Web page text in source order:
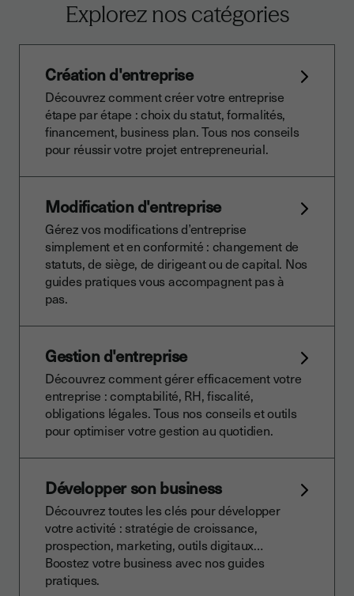
Explorez nos catégories
Création d'entreprise
Découvrez comment créer votre entreprise
étape par étape : choix du statut, formalités,
financement, business plan. Tous nos conseils
pour réussir votre projet entrepreneurial.
Modification d'entreprise
Gérez vos modifications d’entreprise
simplement et en conformité : changement de
statuts, de siège, de dirigeant ou de capital. Nos
guides pratiques vous accompagnent pas à
pas.
Gestion d'entreprise
Découvrez comment gérer efficacement votre
entreprise : comptabilité, RH, fiscalité,
obligations légales. Tous nos conseils et outils
pour optimiser votre gestion au quotidien.
Développer son business
Découvrez toutes les clés pour développer
votre activité : stratégie de croissance,
prospection, marketing, outils digitaux…
Boostez votre business avec nos guides
pratiques.